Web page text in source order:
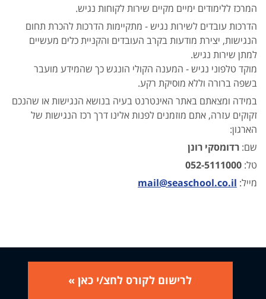
המרכז ללימודים ימיים מקיים שירות לקוחות נגיש.
הדרכות עובדים לשירות נגיש - מתקיימות הדרכות להכרת תחום
הנגישות, יצירת מודעות בקרב העובדים והקניית כלים מעשיים
למתן שירות נגיש.
מוקד טלפוני נגיש - המענה הקולי הונגש כך שהמידע מועבר
בשפה ברורה וללא מוסיקת רקע.
במידה ומצאתם באתר האינטרנט בעיה בנושא הנגישות או שהנכם
זקוקים עזרה, אתם מוזמנים לפנות אלינו דרך רכז הנגישות של
הארגון:
שם: רדומסקי רונן
טל: 052-5111000
מייל: mail@seaschool.co.il
לרישום לקורס לחצ/י כאן »